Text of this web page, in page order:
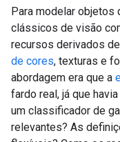
Para modelar objetos
clássicos de visão
recursos derivados
de cores, texturas e
abordagem era que a
fardo real, já que
um classificador de
relevantes? As